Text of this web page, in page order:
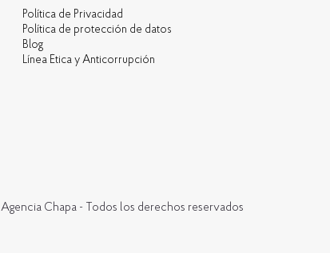
Agencia Chapa- Todos los derechos reservados
Política de Privacidad
Política de protección de datos
Blog
Línea Ética y Anticorrupción